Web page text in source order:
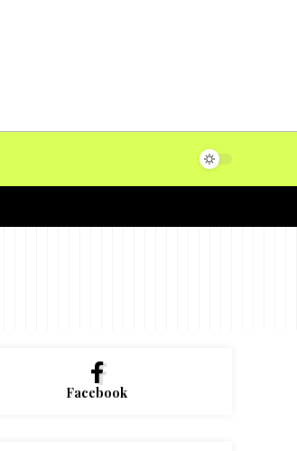
Facebook